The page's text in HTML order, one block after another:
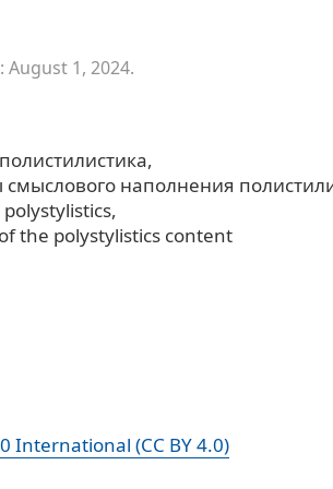
August 1, 2024.
полистилистика
наполнения
polystylistics
the polystylistics content
International (CC BY 4.0)